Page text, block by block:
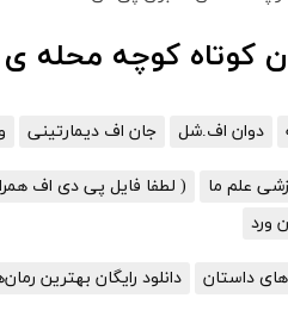
کوتاه کوچه محله
دوان اف.شل جان اف دیمارتینی
علم ما
( لطفا فایل پی دی اف
ورد
داستان دانلود رایگان بهترین